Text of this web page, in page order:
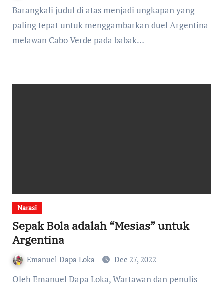
Barangkali judul di atas menjadi ungkapan yang
paling tepat untuk menggambarkan duel Argentina
melawan Cabo Verde pada babak…
Narasi
Sepak Bola adalah “Mesias” untuk
Argentina
Emanuel Dapa Loka Dec 27, 2022
Oleh Emanuel Dapa Loka, Wartawan dan penulis